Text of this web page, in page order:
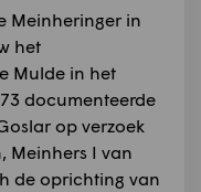
Meinheringer in
het
Mulde in het
documenteerde
op verzoek
Meinhers I van
de oprichting van